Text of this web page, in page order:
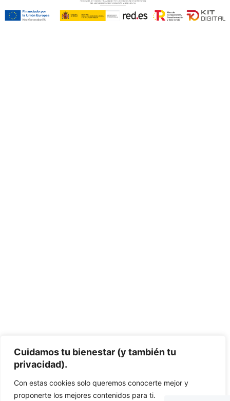
Cuidamos tu bienestar (y también tu
privacidad).
Con estas cookies solo queremos conocerte mejor y
proponerte los mejores contenidos para ti.